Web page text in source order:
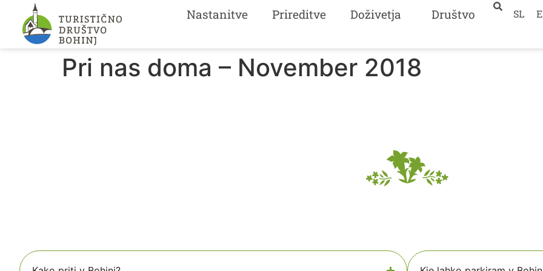
Nastanitve Prireditve Doživetja Društvo SL
Pri nas doma – November 2018